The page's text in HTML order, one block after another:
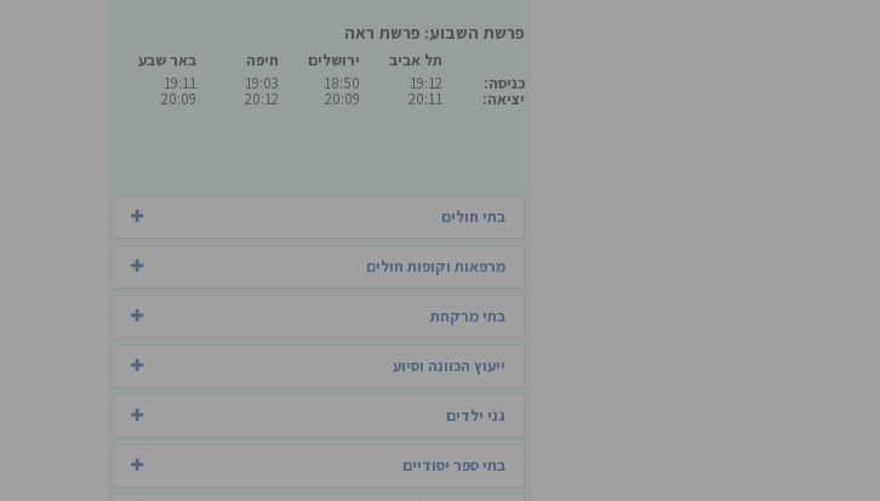
פרשת השבוע: פרשת ראה
כניסה:
יציאה:
תל אביב
19:12
20:11
ירושלים
18:50
20:09
חיפה
19:03
20:12
באר שבע
19:11
20:09
בתי חולים
מרפאות וקופות חולים
בתי מרקחת
ייעוץ הכוונה וסיוע
גני ילדים
בתי ספר יסודיים